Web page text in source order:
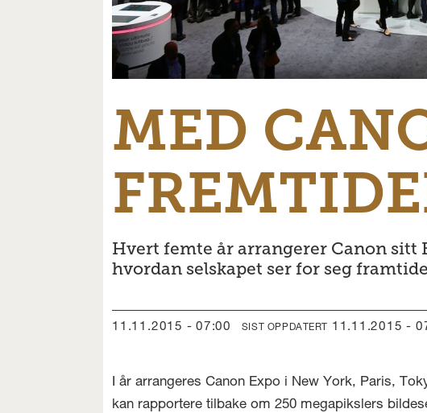
MED
Hvert femte år arrangerer Canon sitt
hvordan selskapet ser for seg
11.11.2015 - 07:00 SIST OPPDATERT 11.11.2015 -
I år arrangeres Canon Expo i New York, Paris,
kan rapportere tilbake om 250 megapikslers